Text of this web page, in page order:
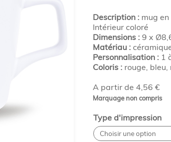
A partir de 4,56 €
Marquage non compris
Description :mug en
Intérieur coloré
Dimensions :9 x
Matériau :
Personnalisation :1
Coloris :rouge, bleu,
Type d'impression